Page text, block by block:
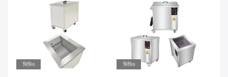
ভিডিও ভিডিও